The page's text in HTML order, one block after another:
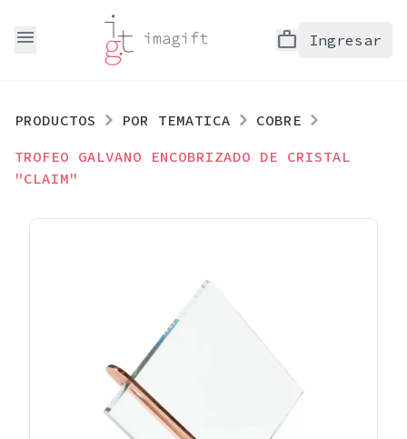
menu work Ingresar
PRODUCTOS POR TEMATICA
COBRE
TROFEO GALVANO ENCOBRIZADO DE CRISTAL
"CLAIM"